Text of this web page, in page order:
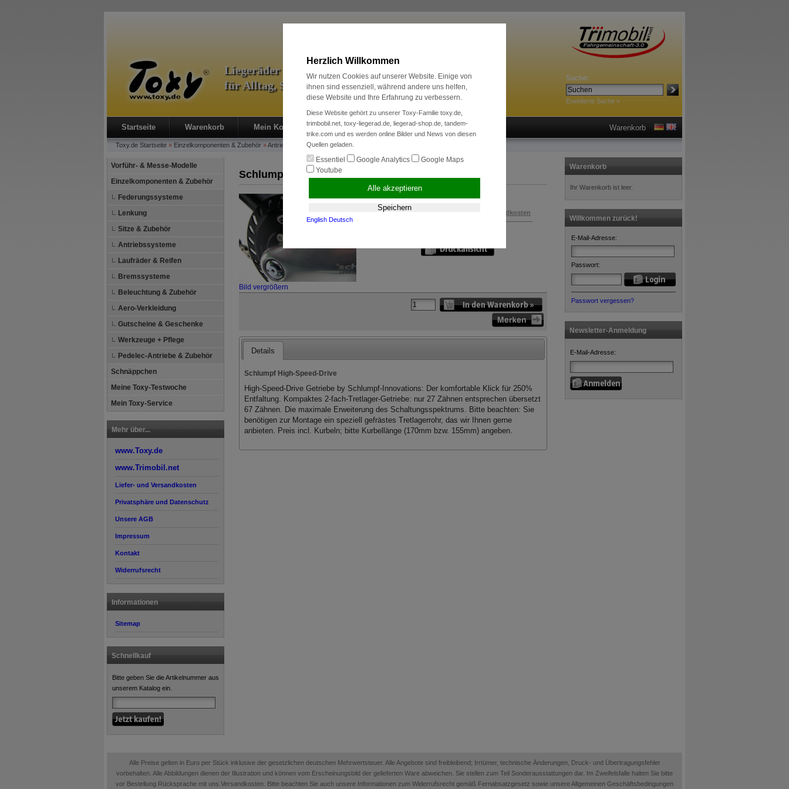
Suche:
Erweiterte Suche »
Liegeräder & Zubehör
für Alltag, Sport und Radreise
Startseite Warenkorb Mein Konto Neukunde? Kasse Anmelden Warenkorb
Toxy.de Startseite » Einzelkomponenten & Zubehör »Antriebssysteme»Kurbelgarnituren + Innenlager
Vorführ- & Messe-Modelle
Einzelkomponenten & Zubehör
Federungssysteme
Lenkung
Sitze & Zubehör
Antriebssysteme
Laufräder & Reifen
Bremssysteme
Beleuchtung & Zubehör
Aero-Verkleidung
Gutscheine & Geschenke
Werkzeuge + Pflege
Pedelec-Antriebe & Zubehör
Schnäppchen
Meine Toxy-Testwoche
Mein Toxy-Service
Mehr über...
www.Toxy.de
www.Trimobil.net
Liefer- und Versandkosten
Privatsphäre und Datenschutz
Unsere AGB
Impressum
Kontakt
Widerrufsrecht
Informationen
Sitemap
Schnellkauf
Bitte geben Sie die Artikelnummer aus
unserem Katalog ein.
Schlumpf High-Speed-Drive
Bild vergrößern
Versandkosten
Details
Schlumpf High-Speed-Drive
High-Speed-Drive Getriebe by Schlumpf-Innovations: Der komfortable Klick für 250%
Entfaltung. Kompaktes 2-fach-Tretlager-Getriebe: nur 27 Zähnen entsprechen übersetzt
67 Zähnen. Die maximale Erweiterung des Schaltungsspektrums. Bitte beachten: Sie
benötigen zur Montage ein speziell gefrästes Tretlagerrohr, das wir Ihnen gerne
anbieten. Preis incl. Kurbeln; bitte Kurbellänge (170mm bzw. 155mm) angeben.
Warenkorb
Ihr Warenkorb ist leer.
Willkommen zurück!
E-Mail-Adresse:
Passwort:
Passwort vergessen?
Newsletter-Anmeldung
E-Mail-Adresse:
Alle Preise gelten in Euro per Stück inklusive der gesetzlichen deutschen Mehrwertsteuer. Alle Angebote sind freibleibend; Irrtümer, technische Änderungen, Druck- und Übertragungsfehler
vorbehalten. Alle Abbildungen dienen der Illustration und können vom Erscheinungsbild der gelieferten Ware abweichen. Sie stellen zum Teil Sonderausstattungen dar. Im Zweifelsfalle halten Sie bitte
vor Bestellung Rücksprache mit uns.Versandkosten. Bitte beachten Sie auch unsere Informationen zum Widerrufsrecht gemäß Fernabsatzgesetz sowie unsere Allgemeinen Geschäftsbedingungen
Herzlich Willkommen
Wir nutzen Cookies auf unserer Website. Einige von
ihnen sind essenziell, während andere uns helfen,
diese Website und Ihre Erfahrung zu verbessern.
Diese Website gehört zu unserer Toxy-Familie toxy.de,
trimbobil.net, toxy-liegerad.de, liegerad-shop.de, tandem-
trike.com und es werden online Bilder und News von diesen
Quellen geladen.
Essentiel Google Analytics
Google Maps
Youtube
Alle akzeptieren
Speichern
English Deutsch